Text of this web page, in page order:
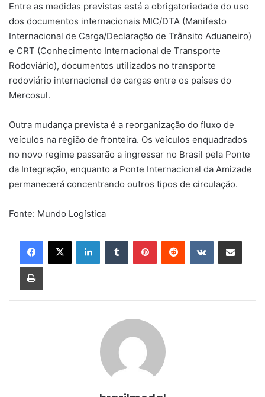
Entre as medidas previstas está a obrigatoriedade do uso
dos documentos internacionais MIC/DTA (Manifesto
Internacional de Carga/Declaração de Trânsito Aduaneiro)
e CRT (Conhecimento Internacional de Transporte
Rodoviário), documentos utilizados no transporte
rodoviário internacional de cargas entre os países do
Mercosul.
Outra mudança prevista é a reorganização do fluxo de
veículos na região de fronteira. Os veículos enquadrados
no novo regime passarão a ingressar no Brasil pela Ponte
da Integração, enquanto a Ponte Internacional da Amizade
permanecerá concentrando outros tipos de circulação.
Fonte: Mundo Logística
LinkedinTumblr PinterestReddit VK Compartilhar via e-mail
Imprimir